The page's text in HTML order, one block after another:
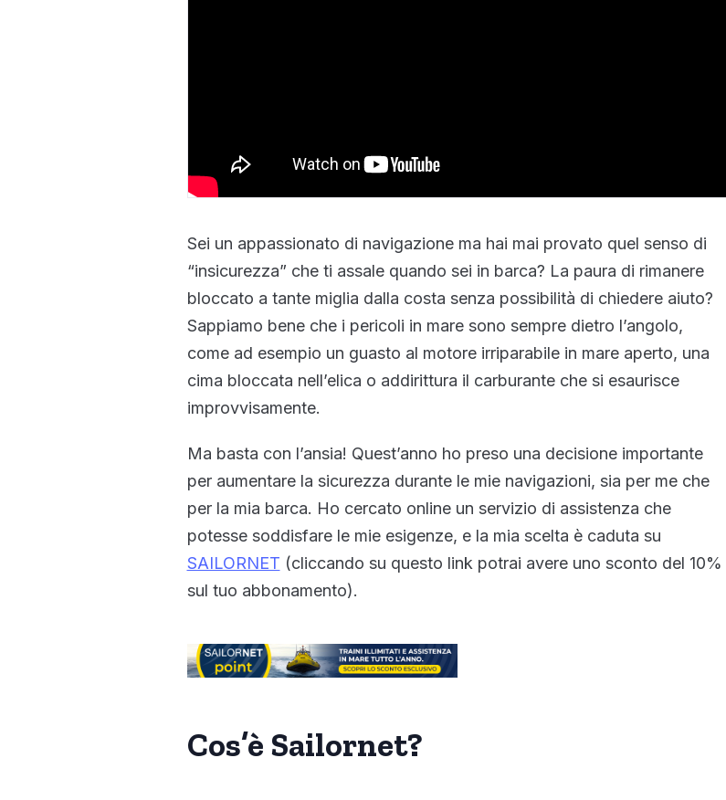
Sei un appassionato di navigazione ma hai mai provato quel senso di
“insicurezza” che ti assale quando sei in barca? La paura di rimanere
bloccato a tante miglia dalla costa senza possibilità di chiedere aiuto?
Sappiamo bene che i pericoli in mare sono sempre dietro l’angolo,
come ad esempio un guasto al motore irriparabile in mare aperto, una
cima bloccata nell’elica o addirittura il carburante che si esaurisce
improvvisamente.
Ma basta con l’ansia! Quest’anno ho preso una decisione importante
per aumentare la sicurezza durante le mie navigazioni, sia per me che
per la mia barca. Ho cercato online un servizio di assistenza che
potesse soddisfare le mie esigenze, e la mia scelta è caduta su
SAILORNET (cliccando su questo link potrai avere uno sconto del 10%
sul tuo abbonamento).
Cos’è Sailornet?